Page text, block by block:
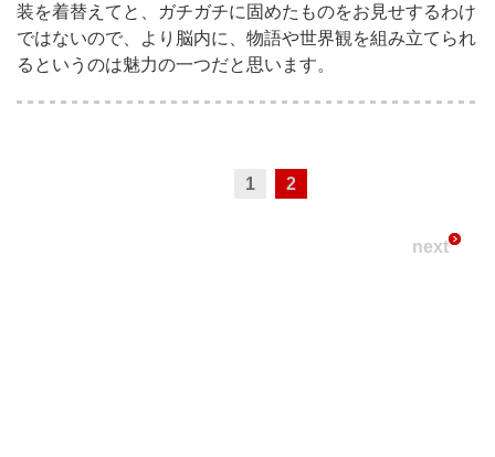
装を着替えてと、ガチガチに固めたものをお見せするわけ
ではないので、より脳内に、物語や世界観を組み立てられ
るというのは魅力の一つだと思います。
1 2
next